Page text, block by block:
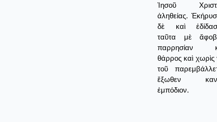
Ἰησοῦ
ἀληθείας.
δὲ καὶ
ταῦτα μὲ
παρρησίαν
θάρρος καὶ χωρὶς
τοῦ
ἔξωθεν
ἐμπόδιον.